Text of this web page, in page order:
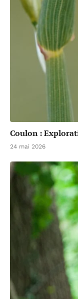
Coulon :
24 mai 2026